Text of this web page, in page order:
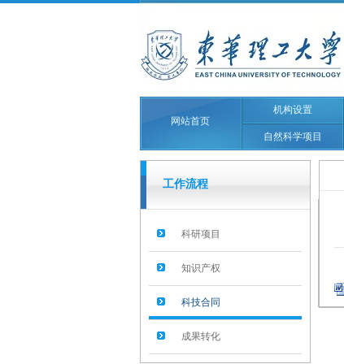
网站首页
机构设置
自然科学项目
工作流程
科研项目
知识产权
科技合同
成果转化